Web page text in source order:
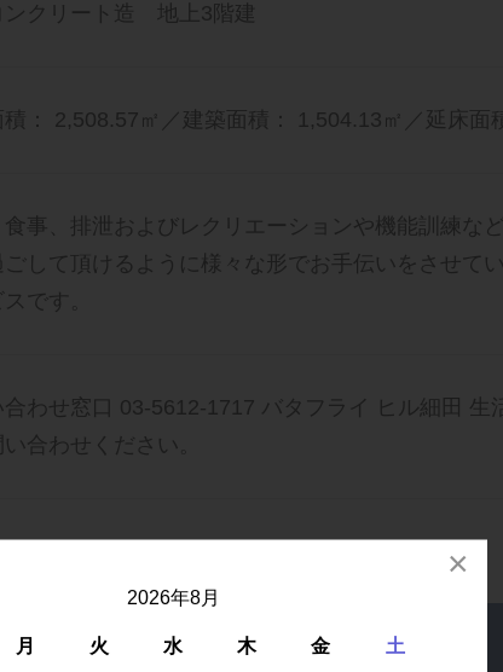
ンクリート造 地上3階建
積： 2,508.57㎡／建築面積： 1,504.13㎡／延床面
食事、排泄およびレクリエーションや機能訓練な
ごして頂けるように様々な形でお手伝いをさせて
です。
合わせ窓口 03-5612-1717 バタフライ ヒル細田 生
合わせください。
2026年8月
月 火 水 木 金 土
×